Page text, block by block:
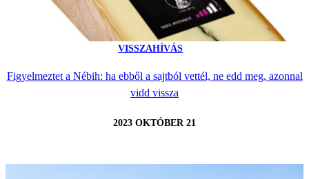
VISSZAHÍVÁS
Figyelmeztet a Nébih: ha ebből a sajtból vettél, ne edd meg, azonnal
vidd vissza
2023 OKTÓBER 21